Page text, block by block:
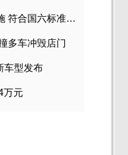
“国六排放标准”7月1号正式实施 符合国六标准车型目录一览
多车冲毁店门
车型发布
万元